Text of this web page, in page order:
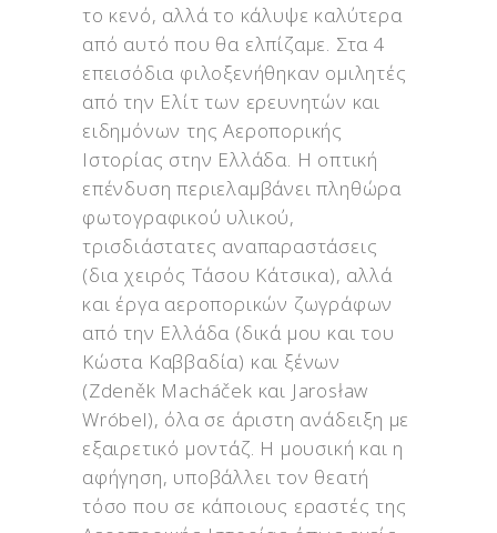
το κενό, αλλά το κάλυψε καλύτερα
από αυτό που θα ελπίζαμε. Στα 4
επεισόδια φιλοξενήθηκαν ομιλητές
από την Ελίτ των ερευνητών και
ειδημόνων της Αεροπορικής
Ιστορίας στην Ελλάδα. Η οπτική
επένδυση περιελαμβάνει πληθώρα
φωτογραφικού υλικού,
τρισδιάστατες αναπαραστάσεις
(δια χειρός Τάσου Κάτσικα), αλλά
και έργα αεροπορικών ζωγράφων
από την Ελλάδα (δικά μου και του
Κώστα Καββαδία) και ξένων
(Zdeněk Macháček και Jarosław
Wróbel), όλα σε άριστη ανάδειξη με
εξαιρετικό μοντάζ. Η μουσική και η
αφήγηση, υποβάλλει τον θεατή
τόσο που σε κάποιους εραστές της